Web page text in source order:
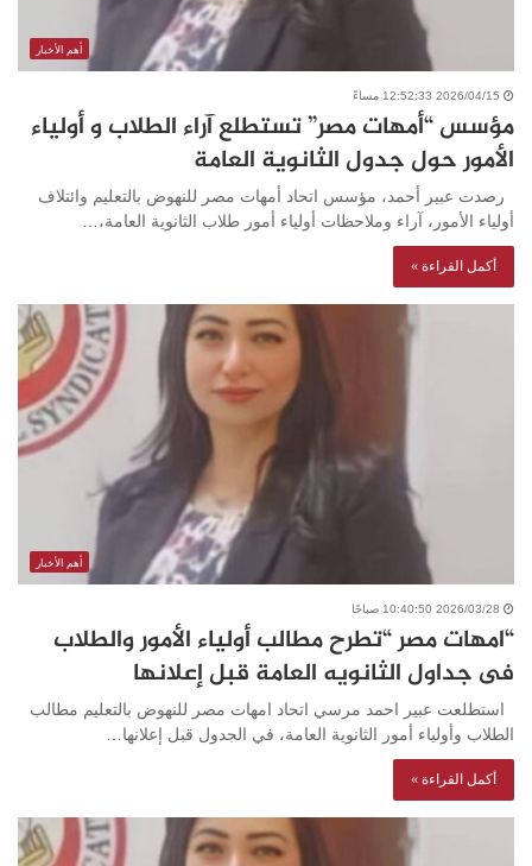
أهم الأخبار
2026/04/15 12:52:33 مساءً
مؤسس “أمهات مصر” تستطلع آراء الطلاب و أولياء
الأمور حول جدول الثانوية العامة
رصدت عبير أحمد، مؤسس اتحاد أمهات مصر للنهوض بالتعليم وائتلاف
أولياء الأمور، آراء وملاحظات أولياء أمور طلاب الثانوية العامة،…
أكمل القراءة »
أهم الأخبار
2026/03/28 10:40:50 صباحًا
“امهات مصر “تطرح مطالب أولياء الأمور والطلاب
فى جداول الثانويه العامة قبل إعلانها
استطلعت عبير احمد مرسي اتحاد امهات مصر للنهوض بالتعليم مطالب
الطلاب وأولياء أمور الثانوية العامة، في الجدول قبل إعلانها…
أكمل القراءة »